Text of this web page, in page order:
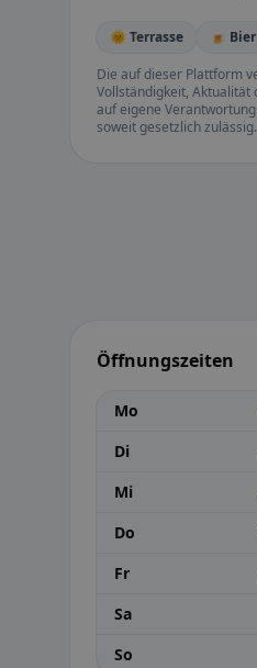
🌞 Terrasse 🍺 Bier
Die auf dieser Plattform
Vollständigkeit,
auf eigene
soweit gesetzlich
Öffnungszeiten
Mo
Di
Mi
Do
Fr
Sa
So